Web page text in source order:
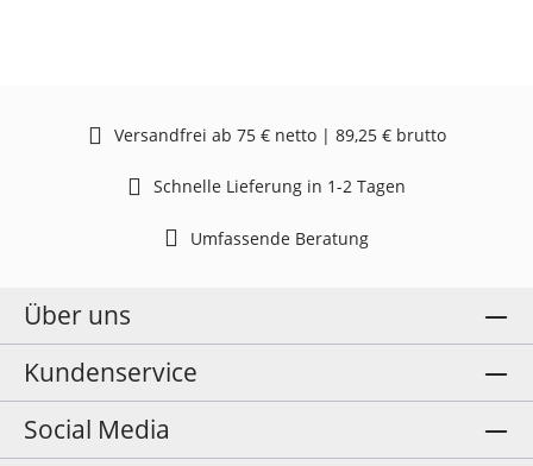
Versandfrei ab 75 € netto | 89,25 € brutto
Schnelle Lieferung in 1-2 Tagen
Umfassende Beratung
Über uns
Kundenservice
Social Media